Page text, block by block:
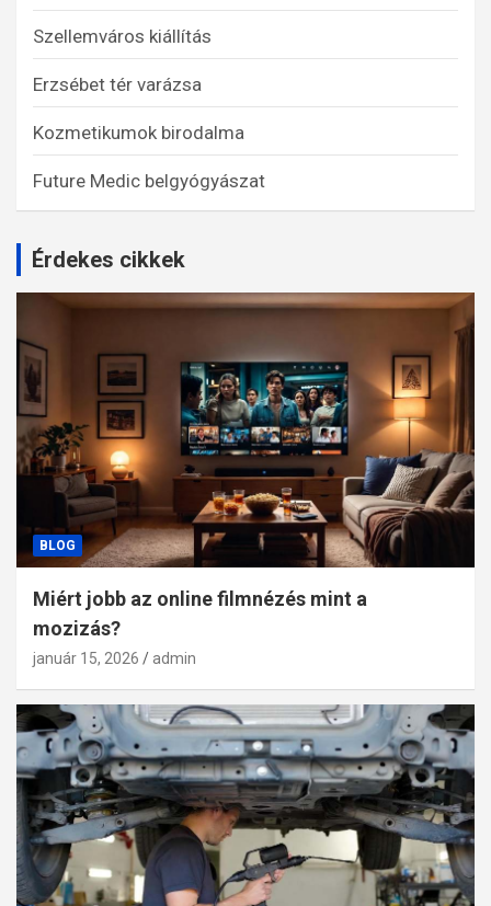
Szellemváros kiállítás
Erzsébet tér varázsa
Kozmetikumok birodalma
Future Medic belgyógyászat
Érdekes cikkek
BLOG
Miért jobb az online filmnézés mint a
mozizás?
január 15, 2026 admin